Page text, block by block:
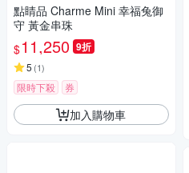
點睛品 Charme Mini 幸福兔御
守 黃金串珠
$11,250 9折
5 (1)
限時下殺 券
加入購物車